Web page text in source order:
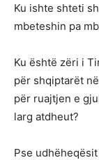
Ku ishte shteti
mbeteshin pa
Ku është zëri i
për shqiptarët
për ruajtjen e
larg atdheut?
Pse